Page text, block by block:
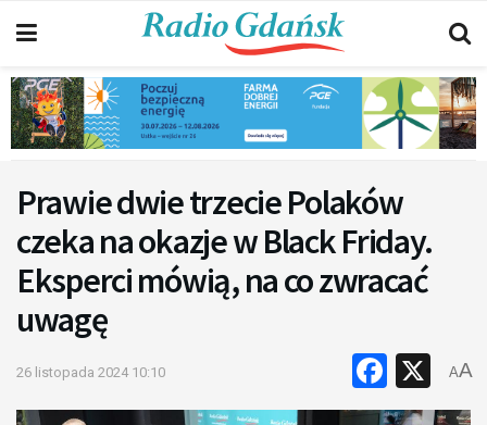
Prawie dwie trzecie Polaków
czeka na okazje w Black Friday.
Eksperci mówią, na co zwracać
uwagę
26 listopada 2024 10:10 X
AA